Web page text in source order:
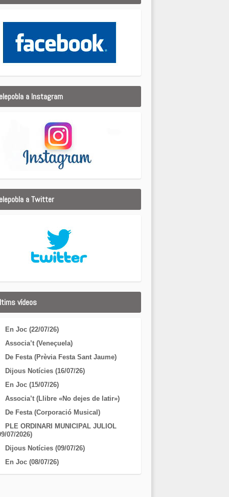
a Instagram
a Twitter
vídeos
En Joc (22/07/26)
Associa’t (Veneçuela)
De Festa (Prèvia Festa Sant Jaume)
Dijous Notícies (16/07/26)
En Joc (15/07/26)
Associa’t (Llibre «No dejes de latir»)
De Festa (Corporació Musical)
PLE ORDINARI MUNICIPAL JULIOL
07/2026)
Dijous Notícies (09/07/26)
En Joc (08/07/26)